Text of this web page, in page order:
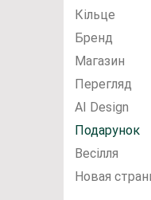
Кiльце
Бренд
Магазин
Перегляд
AI Design
Подарунок
Весілля
Новая